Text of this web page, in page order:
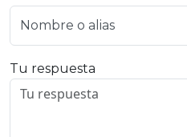
Nombre o alias
Tu respuesta